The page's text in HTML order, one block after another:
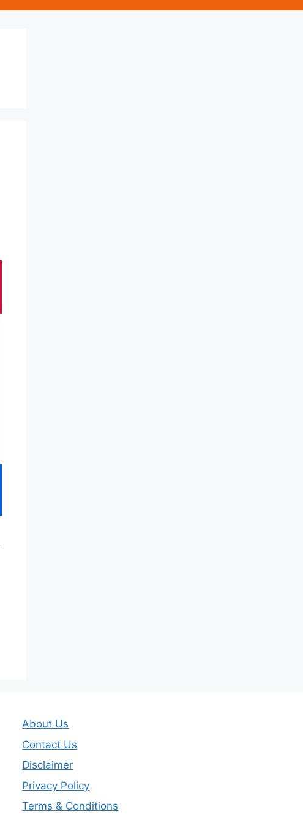
About Us
Contact Us
Disclaimer
Privacy Policy
Terms & Conditions